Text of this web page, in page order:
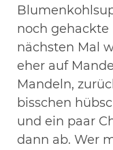
noch
nächsten Mal
eher auf
Mandeln,
bisschen
und ein paar
dann ab. Wer